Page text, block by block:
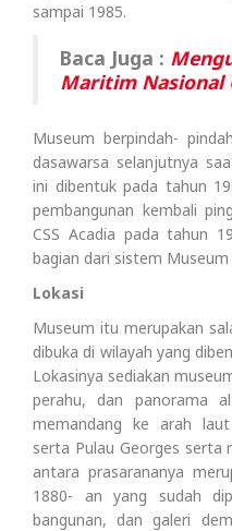
sampai 1985.
Baca Juga :
Maritim Nasional
Museum berpindah-
dasawarsa selanjutnya
ini dibentuk pada tahun
pembangunan kembali
CSS Acadia pada tahun
bagian dari sistem
Lokasi
Museum itu merupakan
dibuka di wilayah yang
Lokasinya sediakan
perahu, dan panorama
memandang ke arah
serta Pulau Georges serta
antara prasarananya
1880- an yang sudah
bangunan, dan galeri